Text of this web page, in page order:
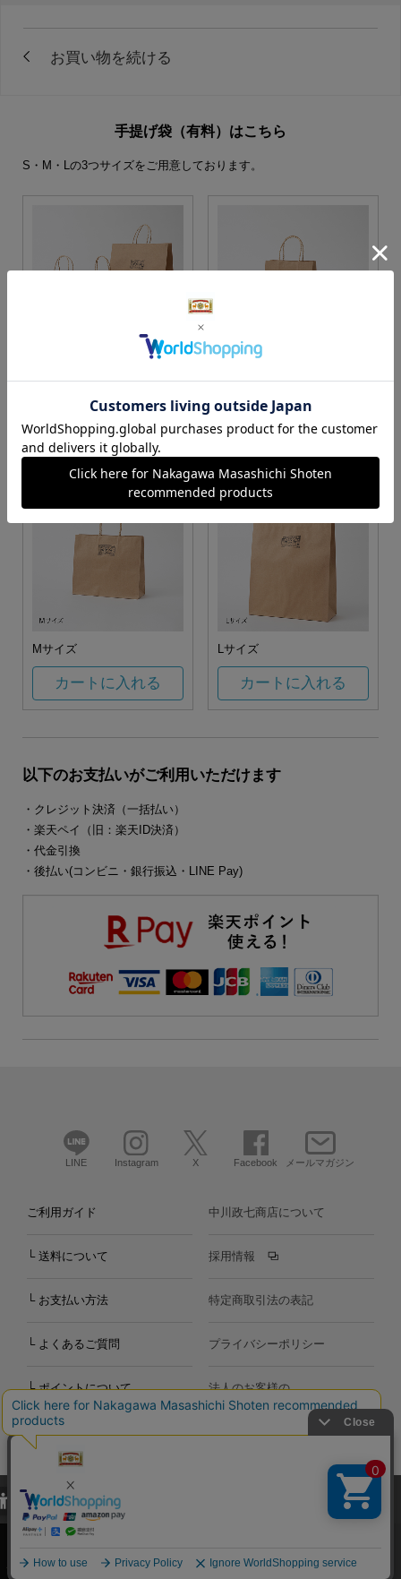
手提げ袋（有料）はこちら
S・M・Lの3つサイズをご用意しております。
カートに入れる カートに入れる
Mサイズ
カートに入れる
Lサイズ
カートに入れる
以下のお支払いがご利用いただけます
・クレジット決済（一括払い）
・楽天ペイ（旧：楽天ID決済）
・代金引換
・後払い(コンビニ・銀行振込・LINE Pay)
LINE Instagram X Facebook メールマガジン
ご利用ガイド
└ 送料について
└ お支払い方法
└ よくあるご質問
└ ポイントについて
お問い合わせ
中川政七商店について
採用情報
特定商取引法の表記
プライバシーポリシー
法人のお客様の
お問い合わせ
Copyright©2000-2026
Nakagawa Masashichi Shoten All Rights Reserved.
当サイトでは、当サイト内における閲覧履歴・属性情報などの取得およ
び利便性向上のためにクッキー（Cookie）を使用いたします。詳細に
関しては「プライバシーポリシー
承諾する